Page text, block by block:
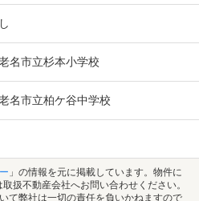
名市立杉本小学校
名市立柏ケ谷中学校
」の情報を元に掲載しています。物件に
扱不動産会社へお問い合わせください。
て弊社は一切の責任を負いかねますので